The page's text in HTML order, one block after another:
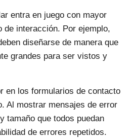
entra en juego con mayor
de interacción. Por ejemplo,
diseñarse de manera que
grandes para ser vistos y
en los formularios de contacto
Al mostrar mensajes de error
tamaño que todos puedan
de errores repetidos.